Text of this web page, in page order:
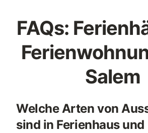
FAQs:
Salem
Welche Arten von
sind in Ferienhaus und